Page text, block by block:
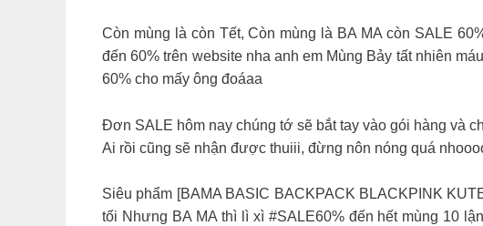
Còn mùng là còn Tết, Còn mùng là BA MA còn SALE
đến 60% trên website nha anh em Mùng Bảy tất nhiên
60% cho mấy ông đoáaa
Đơn SALE hôm nay chúng tớ sẽ bắt tay vào gói hàng và
Ai rồi cũng sẽ nhận được thuiii, đừng nôn nóng quá
Siêu phẩm [BAMA BASIC BACKPACK BLACKPINK
tối Nhưng BA MA thì lì xì #SALE60% đến hết mùng 10